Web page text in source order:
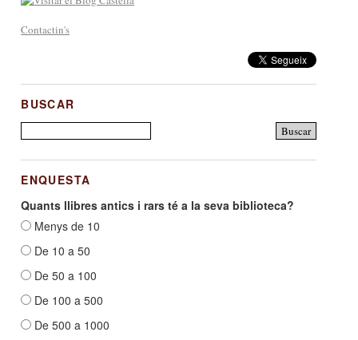
Contactin's
BUSCAR
ENQUESTA
Quants llibres antics i rars té a la seva biblioteca?
Menys de 10
De 10 a 50
De 50 a 100
De 100 a 500
De 500 a 1000